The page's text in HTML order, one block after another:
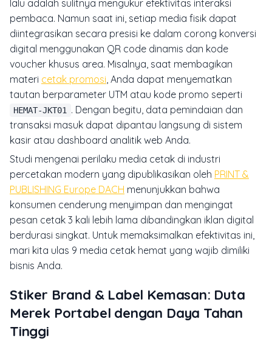
lalu adalah sulitnya mengukur efektivitas interaksi
pembaca. Namun saat ini, setiap media fisik dapat
diintegrasikan secara presisi ke dalam corong konversi
digital menggunakan QR code dinamis dan kode
voucher khusus area. Misalnya, saat membagikan
materi cetak promosi , Anda dapat menyematkan
tautan berparameter UTM atau kode promo seperti
HEMAT-JKT01
. Dengan begitu, data pemindaian dan
transaksi masuk dapat dipantau langsung di sistem
kasir atau dashboard analitik web Anda.
Studi mengenai perilaku media cetak di industri
percetakan modern yang dipublikasikan oleh PRINT &
PUBLISHING Europe DACH menunjukkan bahwa
konsumen cenderung menyimpan dan mengingat
pesan cetak 3 kali lebih lama dibandingkan iklan digital
berdurasi singkat. Untuk memaksimalkan efektivitas ini,
mari kita ulas 9 media cetak hemat yang wajib dimiliki
bisnis Anda.
Stiker Brand & Label Kemasan: Duta
Merek Portabel dengan Daya Tahan
Tinggi